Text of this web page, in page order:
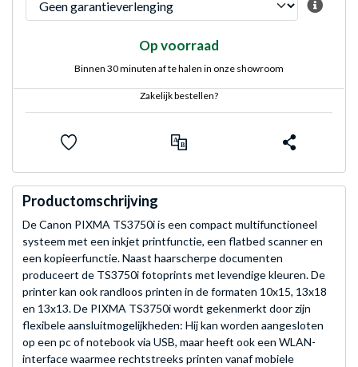
Op voorraad
Binnen 30 minuten af te halen in onze showroom
Zakelijk bestellen?
Productomschrijving
De Canon PIXMA TS3750i is een compact multifunctioneel
systeem met een inkjet printfunctie, een flatbed scanner en
een kopieerfunctie. Naast haarscherpe documenten
produceert de TS3750i fotoprints met levendige kleuren. De
printer kan ook randloos printen in de formaten 10x15, 13x18
en 13x13. De PIXMA TS3750i wordt gekenmerkt door zijn
flexibele aansluitmogelijkheden: Hij kan worden aangesloten
op een pc of notebook via USB, maar heeft ook een WLAN-
interface waarmee rechtstreeks printen vanaf mobiele